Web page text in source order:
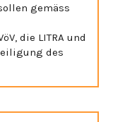
gemäss
die LITRA und
des